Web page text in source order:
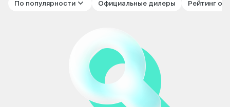
По популярности Официальные дилеры Рейтинг